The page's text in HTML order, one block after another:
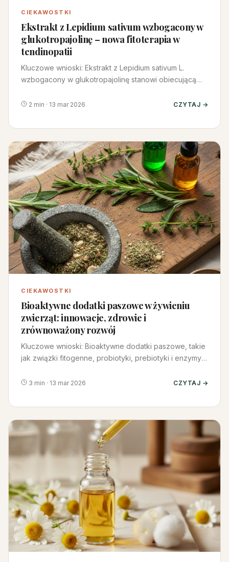
CIEKAWOSTKI
Ekstrakt z Lepidium sativum wzbogacony w
glukotropajolinę – nowa fito­terapia w
tendinopatii
Kluczowe wnioski: Ekstrakt z Lepidium sativum L.
wzbogacony w glukotropajolinę stanowi obiecującą
2 min · 13 mar 2026 CZYTAJ →
CIEKAWOSTKI
Bioaktywne dodatki paszowe w żywieniu
zwierząt: innowacje, zdrowie i
zrównoważony rozwój
Kluczowe wnioski: Bioaktywne dodatki paszowe, takie
jak związki fitogenne, probiotyki, prebiotyki i enzymy,
3 min · 13 mar 2026 CZYTAJ →